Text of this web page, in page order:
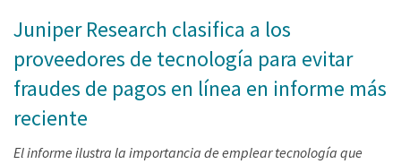
Juniper Research clasifica a los
proveedores de tecnología para evitar
fraudes de pagos en línea en informe más
reciente
El informe ilustra la importancia de emplear tecnología que